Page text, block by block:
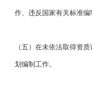
作、违反国家有关标准编
（五）在未依法取得资
划编制工作。